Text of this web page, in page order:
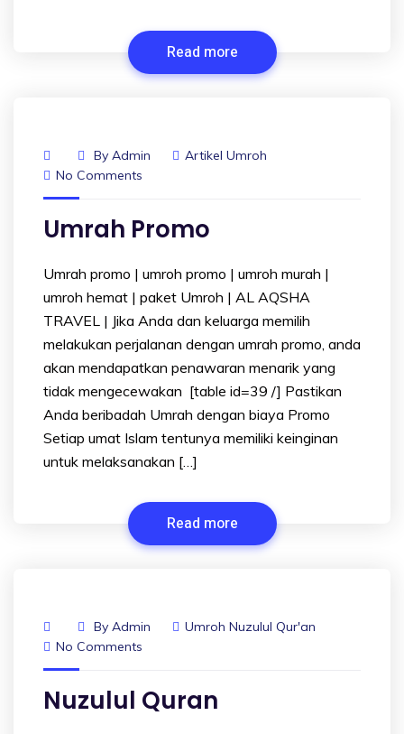
Read more
By Admin
Artikel Umroh
No Comments
Umrah Promo
Umrah promo | umroh promo | umroh murah |
umroh hemat | paket Umroh | AL AQSHA
TRAVEL | Jika Anda dan keluarga memilih
melakukan perjalanan dengan umrah promo, anda
akan mendapatkan penawaran menarik yang
tidak mengecewakan [table id=39 /] Pastikan
Anda beribadah Umrah dengan biaya Promo
Setiap umat Islam tentunya memiliki keinginan
untuk melaksanakan […]
Read more
By Admin
Umroh Nuzulul Qur'an
No Comments
Nuzulul Quran